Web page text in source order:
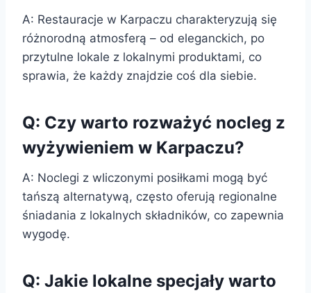
A: Restauracje w Karpaczu charakteryzują się
różnorodną atmosferą – od eleganckich, po
przytulne lokale z lokalnymi produktami, co
sprawia, że każdy znajdzie coś dla siebie.
Q: Czy warto rozważyć nocleg z
wyżywieniem w Karpaczu?
A: Noclegi z wliczonymi posiłkami mogą być
tańszą alternatywą, często oferują regionalne
śniadania z lokalnych składników, co zapewnia
wygodę.
Q: Jakie lokalne specjały warto